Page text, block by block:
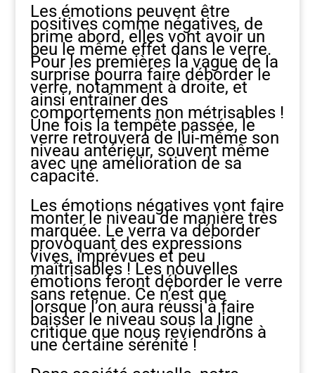
Les émotions peuvent être
positives comme négatives, de
prime abord, elles vont avoir un
peu le même effet dans le verre.
Pour les premières la vague de la
surprise pourra faire déborder le
verre, notamment à droite, et
ainsi entraîner des
comportements non métrisables !
Une fois la tempête passée, le
verre retrouvera de lui-même son
niveau antérieur, souvent même
avec une amélioration de sa
capacité.
Les émotions négatives vont faire
monter le niveau de manière très
marquée. Le verra va déborder
provoquant des expressions
vives, imprévues et peu
maîtrisables ! Les nouvelles
émotions feront déborder le verre
sans retenue. Ce n’est que
lorsque l’on aura réussi à faire
baisser le niveau sous la ligne
critique que nous reviendrons à
une certaine sérénité !